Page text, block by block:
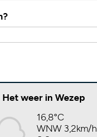
Het weer in Wezep
16,8°C
WNW 3,2km/h